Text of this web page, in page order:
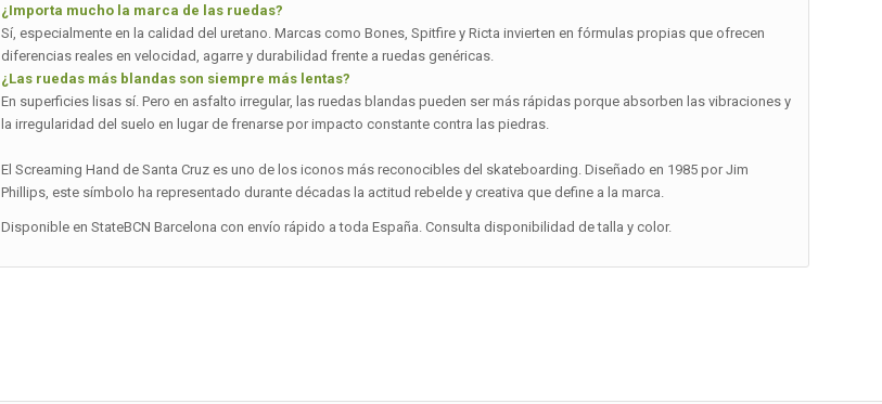
¿Importa mucho la marca de las ruedas?
Sí, especialmente en la calidad del uretano. Marcas como Bones, Spitfire y Ricta invierten en fórmulas propias que ofrecen
diferencias reales en velocidad, agarre y durabilidad frente a ruedas genéricas.
¿Las ruedas más blandas son siempre más lentas?
En superficies lisas sí. Pero en asfalto irregular, las ruedas blandas pueden ser más rápidas porque absorben las vibraciones y
la irregularidad del suelo en lugar de frenarse por impacto constante contra las piedras.
El Screaming Hand de Santa Cruz es uno de los iconos más reconocibles del skateboarding. Diseñado en 1985 por Jim
Phillips, este símbolo ha representado durante décadas la actitud rebelde y creativa que define a la marca.
Disponible en StateBCN Barcelona con envío rápido a toda España. Consulta disponibilidad de talla y color.